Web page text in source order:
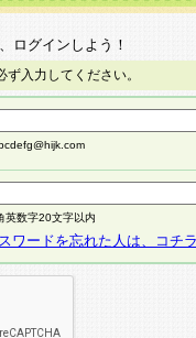
ログインしよう！
入力してください。
英数字20文字以内
ワードを忘れた人は、コチ